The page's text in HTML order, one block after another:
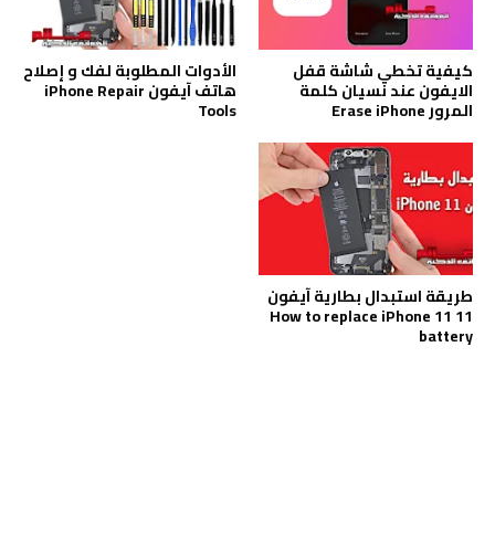
كيفية تخطي شاشة قفل
الايفون عند نسيان كلمة
المرور Erase iPhone
الأدوات المطلوبة لفك و إصلاح
هاتف آيفون iPhone Repair
Tools
طريقة استبدال بطارية آيفون
11 How to replace iPhone 11
battery